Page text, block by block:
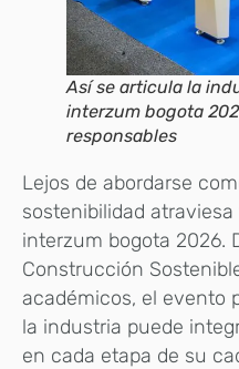
Así se articula la
interzum bogota
responsables
Lejos de abordarse
sostenibilidad
interzum bogota 2026.
Construcción
académicos, el evento
la industria puede
en cada etapa de su